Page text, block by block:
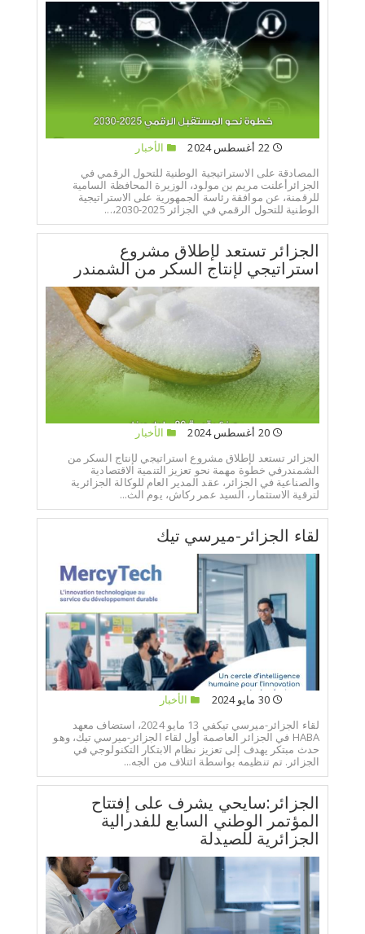
22 أغسطس 2024
الأخبار
المصادقة على الاستراتيجية الوطنية للتحول الرقمي في
الجزائرأعلنت مريم بن مولود، الوزيرة المحافظة السامية
للرقمنة، عن موافقة رئاسة الجمهورية على الاستراتيجية
الوطنية للتحول الرقمي في الجزائر 2025-2030،...
الجزائر تستعد لإطلاق مشروع
استراتيجي لإنتاج السكر من الشمندر
20 أغسطس 2024
الأخبار
الجزائر تستعد لإطلاق مشروع استراتيجي لإنتاج السكر من
الشمندرفي خطوة مهمة نحو تعزيز التنمية الاقتصادية
والصناعية في الجزائر، عقد المدير العام للوكالة الجزائرية
لترقية الاستثمار، السيد عمر ركاش، يوم الث...
لقاء الجزائر-ميرسي تيك
30 مايو 2024
الأخبار
لقاء الجزائر-ميرسي تيكفي 13 مايو 2024، استضاف معهد
HABA في الجزائر العاصمة أول لقاء الجزائر-ميرسي تيك، وهو
حدث مبتكر يهدف إلى تعزيز نظام الابتكار التكنولوجي في
الجزائر. تم تنظيمه بواسطة ائتلاف من الجه...
الجزائر:سايحي يشرف على إفتتاح
المؤتمر الوطني السابع للفدرالية
الجزائرية للصيدلة